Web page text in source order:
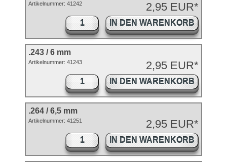
2,95 EUR*
Artikelnummer: 41242
IN DEN WARENKORB
.243 / 6 mm
2,95 EUR*
Artikelnummer: 41243
IN DEN WARENKORB
.264 / 6,5 mm
2,95 EUR*
Artikelnummer: 41251
IN DEN WARENKORB